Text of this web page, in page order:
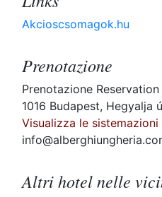
Akcioscsomagok.hu
Prenotazione
Prenotazione
1016 Budapest, Hegyalja
Visualizza le
Altri hotel nelle